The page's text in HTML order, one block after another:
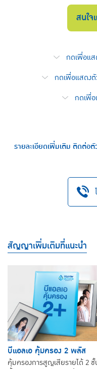
สนใ
กดเพื่อแส
กดเพื่อแสดงตั
กดเพื่
รายละเอียดเพิ่มเติม ติดต่อ
สัญญาเพิ่มเติมที่แนะนำ
บีแอลเอ คุ้มครอง 2 พลัส
คุ้มครองการสูญเสียรายได้ 2 ชั้